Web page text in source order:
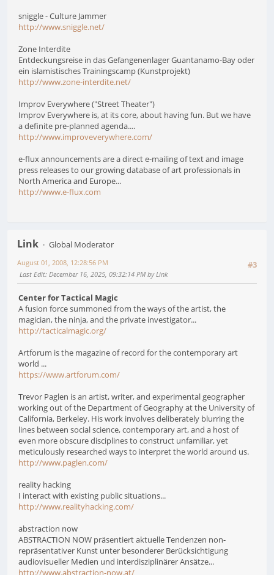
sniggle - Culture Jammer
http://www.sniggle.net/
Zone Interdite
Entdeckungsreise in das Gefangenenlager Guantanamo-Bay oder
ein islamistisches Trainingscamp (Kunstprojekt)
http://www.zone-interdite.net/
Improv Everywhere ("Street Theater")
Improv Everywhere is, at its core, about having fun. But we have
a definite pre-planned agenda....
http://www.improveverywhere.com/
e-flux announcements are a direct e-mailing of text and image
press releases to our growing database of art professionals in
North America and Europe...
http://www.e-flux.com
Link
Global Moderator
#3
August 01, 2008, 12:28:56 PM
Last Edit: December 16, 2025, 09:32:14 PM by Link
Center for Tactical Magic
A fusion force summoned from the ways of the artist, the
magician, the ninja, and the private investigator...
http://tacticalmagic.org/
Artforum is the magazine of record for the contemporary art
world ...
https://www.artforum.com/
Trevor Paglen is an artist, writer, and experimental geographer
working out of the Department of Geography at the University of
California, Berkeley. His work involves deliberately blurring the
lines between social science, contemporary art, and a host of
even more obscure disciplines to construct unfamiliar, yet
meticulously researched ways to interpret the world around us.
http://www.paglen.com/
reality hacking
I interact with existing public situations...
http://www.realityhacking.com/
abstraction now
ABSTRACTION NOW präsentiert aktuelle Tendenzen non-
repräsentativer Kunst unter besonderer Berücksichtigung
audiovisueller Medien und interdisziplinärer Ansätze...
http://www.abstraction-now.at/